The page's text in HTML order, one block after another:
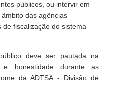
públicos, ou intervir em
das agências
fiscalização do sistema
deve ser pautada na
e honestidade durante as
da ADTSA - Divisão de